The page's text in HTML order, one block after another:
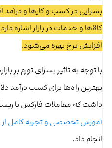
بسزایی در کسب و کارها و درآمد
کالاها و خدمات در بازار اشاره
افزایش نرخ بهره می‌شود.
با توجه به تاثیر بسزای تورم بر
بهترین راه‌ها برای کسب درآمد
داشت که معاملات فارکس با
آموزش تخصصی و تجربه کامل از
انجام داد.